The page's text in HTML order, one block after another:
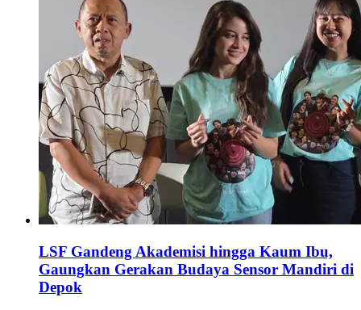
LSF Gandeng Akademisi hingga Kaum Ibu,
Gaungkan Gerakan Budaya Sensor Mandiri di
Depok